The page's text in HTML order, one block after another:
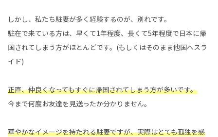
しかし、私たち駐妻が多く経験するのが、別れです。
駐在で来ている方は、早くて1年程度、長くて5年程度で日本に帰
国されてしまう方がほとんどです。(もしくはそのまま他国へスラ
イド)
正直、仲良くなってもすぐに帰国されてしまう方が多いです。
今まで何度お友達を見送ったか分かりません。
華やかなイメージを持たれる駐妻ですが、実際はとても孤独を感